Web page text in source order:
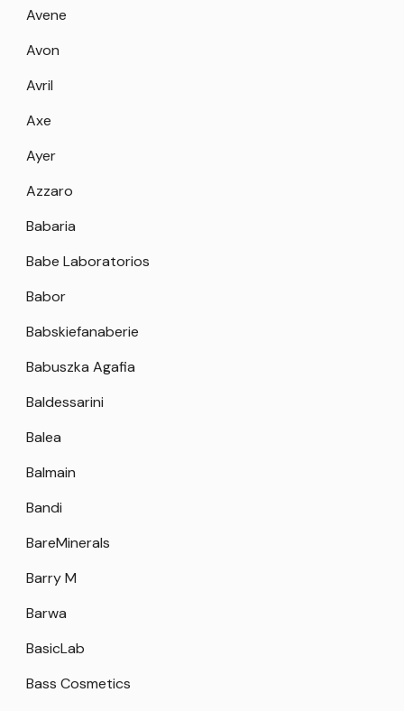
Avene
Avon
Avril
Axe
Ayer
Azzaro
Babaria
Babe Laboratorios
Babor
Babskiefanaberie
Babuszka Agafia
Baldessarini
Balea
Balmain
Bandi
BareMinerals
Barry M
Barwa
BasicLab
Bass Cosmetics